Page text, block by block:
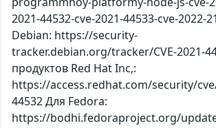
2021-44532-cve-2021-44533-cve-2022-
Debian: https://security-
tracker.debian.org/tracker/CVE-2021-
продуктов Red Hat Inc,:
https://access.redhat.com/security/
44532 Для Fedora:
https://bodhi.fedoraproject.org/